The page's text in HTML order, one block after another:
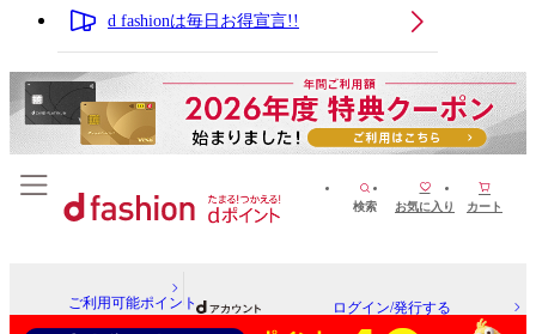
d fashionは毎日お得宣言!!
検索 お気に入り カート
ご利用可能ポイント ログイン/発行する